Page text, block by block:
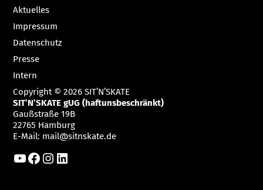
Aktuelles
Impressum
Datenschutz
Presse
Intern
Copyright © 2026 SIT’N’SKATE
SIT’N’SKATE gUG (haftunsbeschränkt)
Gaußstraße 19B
22765 Hamburg
E-Mail: mail@sitnskate.de
YouTube Facebook Instagram LinkedIn